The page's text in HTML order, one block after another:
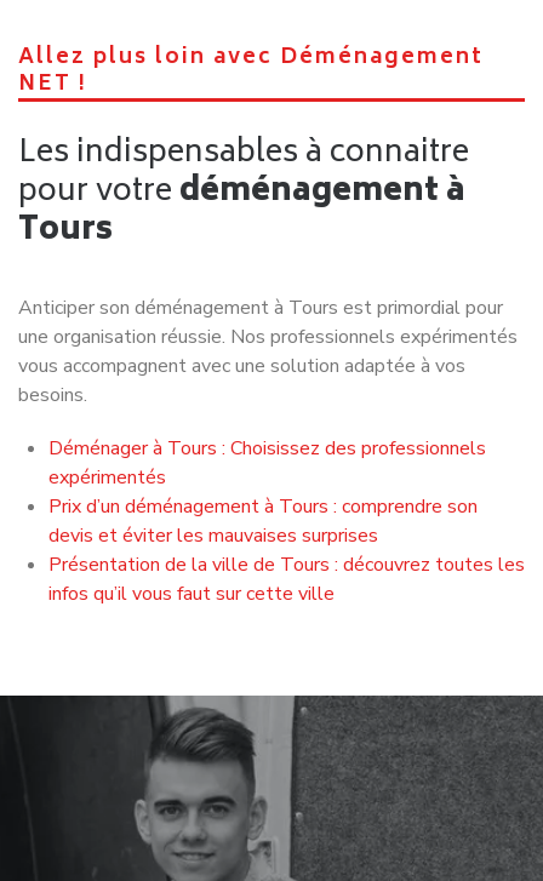
d’œuvre de l’architecture gothique, célèbre pour ses vitraux
du XIIIᵉ siècle et les tombeaux des enfants de Charles VIII
Collégiale Saint Martin et Tour
Charlemagne
l’ascension de ses 248 marches.
Château de Tours
royale au XVᵉ siècle. Aujourd’hui, il est un centre culturel
dédié principalement à la photographie, accueillant des
expositions de renom.
Basilique Saint-Martin de Tours
Construite au début du XXᵉ siècle sur les vestiges d’une
Cloître de la Psalette
Attenant à la cathédrale, ce cloître du XVᵉ siècle illustre la
transition entre les styles gothique et Renaissance. Son
escalier en vis mène au scriptorium et à la librairie du